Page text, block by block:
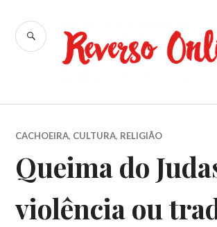
para
conteúdo
BUSCA
CACHOEIRA, CULTURA, RELIGIÃO
Queima do
violência ou